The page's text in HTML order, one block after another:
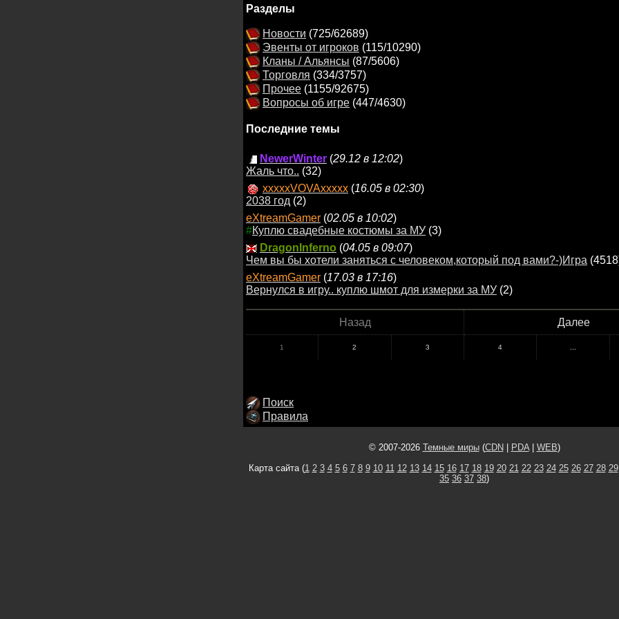
Разделы
Новости (725/62689)
Эвенты от игроков (115/10290)
Кланы / Альянсы (87/5606)
Торговля (334/3757)
Прочее (1155/92675)
Вопросы об игре (447/4630)
Последние темы
NewerWinter (29.12 в 12:02)
Жаль что.. (32)
xxxxxVOVAxxxxx (16.05 в 02:30)
2038 год (2)
eXtreamGamer (02.05 в 10:02)
#Куплю свадебные костюмы за МУ (3)
DragonInferno (04.05 в 09:07)
Чем вы бы хотели заняться с человеком,который под вами?-)Игра
eXtreamGamer (17.03 в 17:16)
Вернулся в игру.. куплю шмот для измерки за МУ (2)
Назад Далее
1 2 3 4
Поиск
Правила
© 2007-2026 Темные миры(CDN PDA| WEB)
Карта сайта (1 2 3 4 5 6 7 8 9 10 11 12 13 14 15 16 17 18 19 20 21 22 23 24 25 26 27 28 29
35 36 37 38)